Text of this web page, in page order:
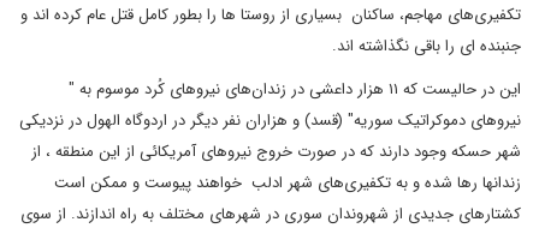
تکفیری‌های مهاجم، ساکنان بسیاری از روستا ها را بطور کامل قتل عام کرده اند و
جنبنده ای را باقی نگذاشته اند.
این در حالیست که ۱۱ هزار داعشی در زندان‌های نیروهای کُرد موسوم به "
نیروهای دموکراتیک سوریه" (قسد) و هزاران نفر دیگر در اردوگاه الهول در نزدیکی
شهر حسکه وجود دارند که در صورت خروج نیروهای آمریکائی از این منطقه ، از
زندانها رها شده و به تکفیری‌های شهر ادلب خواهند پیوست و ممکن است
کشتارهای جدیدی از شهروندان سوری در شهرهای مختلف به راه اندازند. از سوی